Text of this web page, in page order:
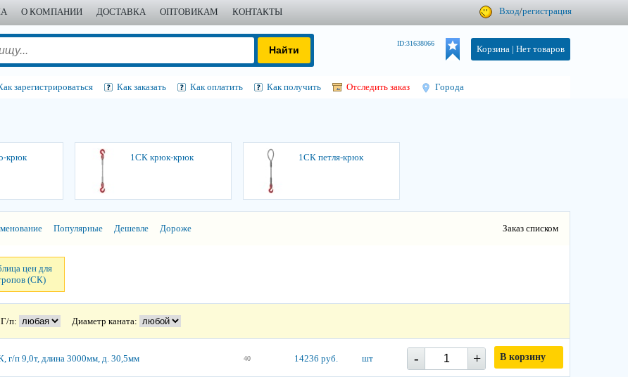
О КОМПАНИИ ДОСТАВКА ОПТОВИКАМ КОНТАКТЫ Вход/регистрация
Корзина | Нет товаров
ID:31638066
зарегистрироваться Как заказать Как оплатить Как получить Отследить заказ Города
крюк 1СК крюк-крюк 1СК петля-крюк
Популярные Дешевле Дороже Заказ списком
цен для
(СК)
Г/п: Диаметр каната:
г/п 9,0т, длина 3000мм, д. 30,5мм 40 14236 руб. шт - + В корзину